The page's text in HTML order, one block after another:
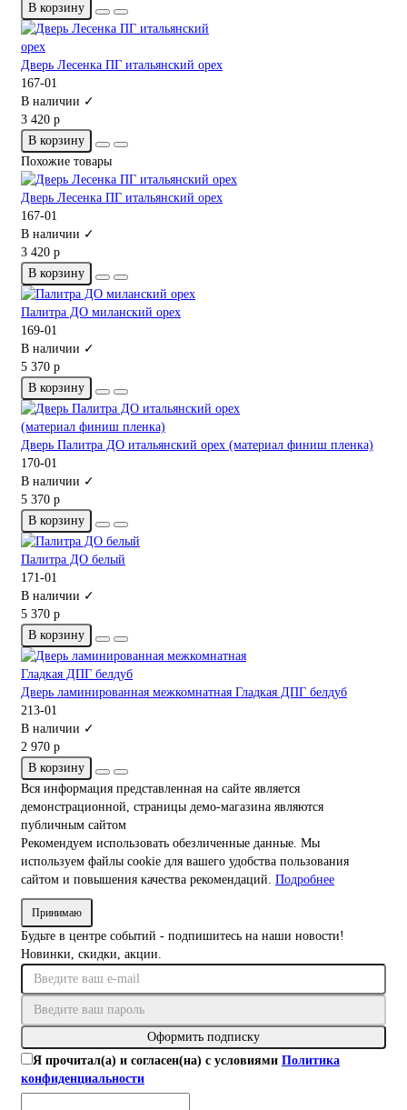
В корзину
Дверь Лесенка ПГ итальянский орех
167-01
В наличии ✓
3 420 р
В корзину
Похожие товары
Дверь Лесенка ПГ итальянский орех
167-01
В наличии ✓
3 420 р
В корзину
Палитра ДО миланский орех
169-01
В наличии ✓
5 370 р
В корзину
Дверь Палитра ДО итальянский орех (материал финиш пленка)
170-01
В наличии ✓
5 370 р
В корзину
Палитра ДО белый
171-01
В наличии ✓
5 370 р
В корзину
Дверь ламинированная межкомнатная Гладкая ДПГ белдуб
213-01
В наличии ✓
2 970 р
В корзину
Вся информация представленная на сайте является
демонстрационной, страницы демо-магазина являются
публичным сайтом
Рекомендуем использовать обезличенные данные. Мы
используем файлы cookie для вашего удобства пользования
сайтом и повышения качества рекомендаций. Подробнее
Принимаю
Будьте в центре событий - подпишитесь на наши новости!
Новинки, скидки, акции.
Оформить подписку
Я прочитал(а) и согласен(на) с условиями Политика
конфиденциальности